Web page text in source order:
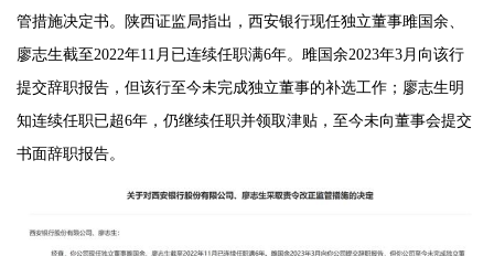
管措施决定书。陕西证监局指出，西安银行现任独立董事雎国余、
廖志生截至2022年11月已连续任职满6年。雎国余2023年3月向该行
提交辞职报告，但该行至今未完成独立董事的补选工作；廖志生明
知连续任职已超6年，仍继续任职并领取津贴，至今未向董事会提交
书面辞职报告。